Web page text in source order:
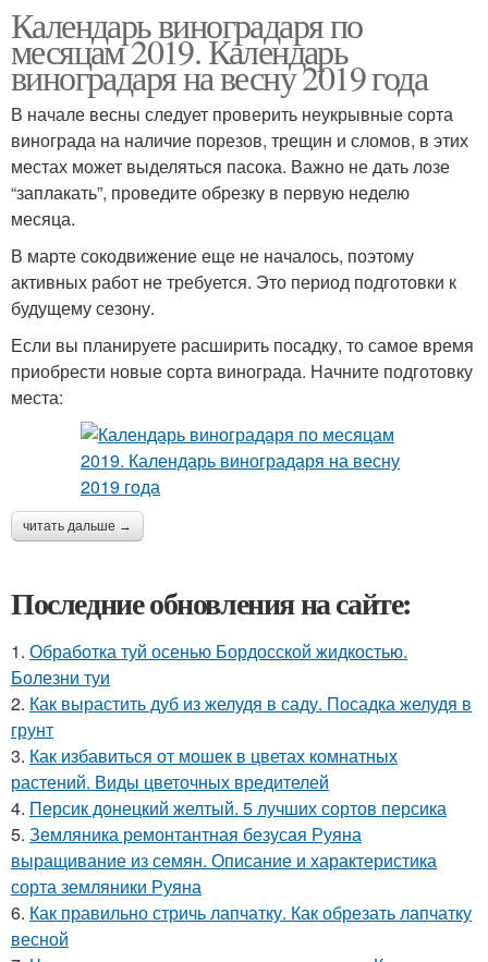
Календарь виноградаря по
месяцам 2019. Календарь
виноградаря на весну 2019 года
В начале весны следует проверить неукрывные сорта
винограда на наличие порезов, трещин и сломов, в этих
местах может выделяться пасока. Важно не дать лозе
“заплакать”, проведите обрезку в первую неделю
месяца.
В марте сокодвижение еще не началось, поэтому
активных работ не требуется. Это период подготовки к
будущему сезону.
Если вы планируете расширить посадку, то самое время
приобрести новые сорта винограда. Начните подготовку
места:
читать дальше →
Последние обновления на сайте:
1. Обработка туй осенью Бордосской жидкостью.
Болезни туи
2. Как вырастить дуб из желудя в саду. Посадка желудя в
грунт
3. Как избавиться от мошек в цветах комнатных
растений. Виды цветочных вредителей
4. Персик донецкий желтый. 5 лучших сортов персика
5. Земляника ремонтантная безусая Руяна
выращивание из семян. Описание и характеристика
сорта земляники Руяна
6. Как правильно стричь лапчатку. Как обрезать лапчатку
весной